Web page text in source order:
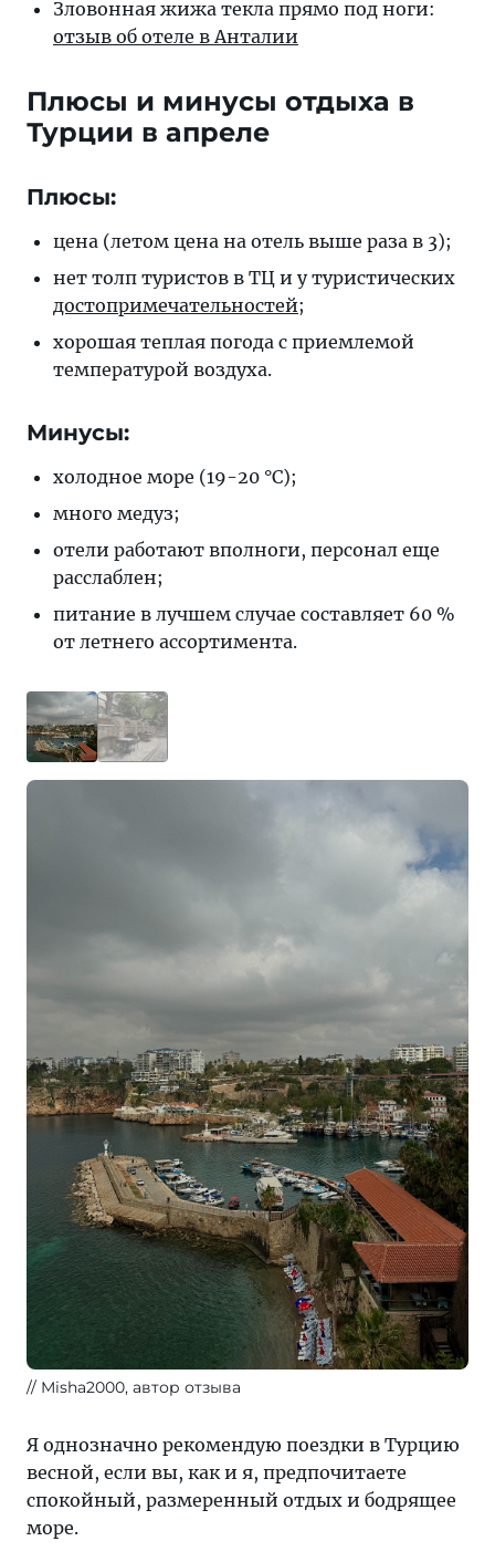
Зловонная жижа тек­ла пря­мо под но­ги:
от­зыв об оте­ле в Анталии
Плюсы и минусы отдыха в
Турции в апреле
Плюсы:
цена (летом цена на отель выше раза в 3);
нет толп туристов в ТЦ и у туристических
достопримечательностей;
хорошая теплая погода с приемлемой
температурой воздуха.
Минусы:
холодное море (19-20 °С);
много медуз;
отели работают вполноги, персонал еще
расслаблен;
питание в лучшем случае составляет 60 %
от летнего ассортимента.
Misha2000, автор отзыва
Я однозначно рекомендую поездки в Турцию
весной, если вы, как и я, предпочитаете
спокойный, размеренный отдых и бодрящее
море.